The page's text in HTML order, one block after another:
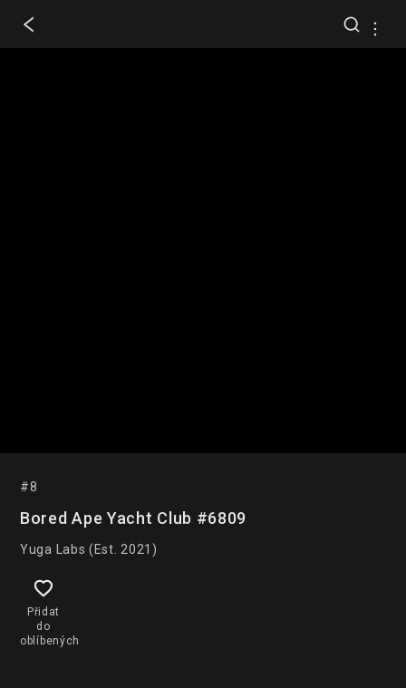
#8
Bored Ape Yacht Club #6809
Yuga Labs (Est. 2021)
Přidat
do
oblíbených